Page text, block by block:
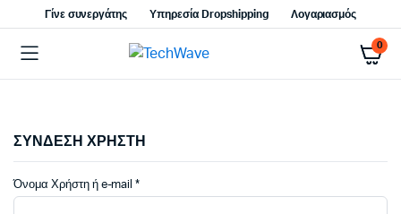
Γίνε συνεργάτης Υπηρεσία Dropshipping Λογαριασμός
0
ΣΥΝΔΕΣΗ ΧΡΗΣΤΗ
Όνομα Χρήστη ή e-mail*Απαιτείται